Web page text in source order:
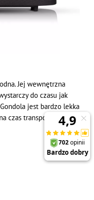
Jej wewnętrzna
do czasu jak
jest bardzo lekka
czas transportu lub